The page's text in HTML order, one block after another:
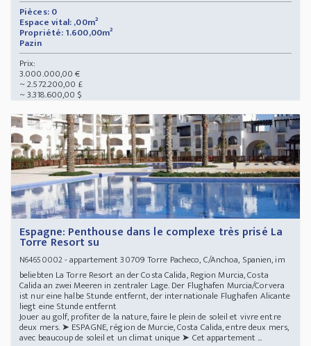
Pièces: 0
Espace vital: ,00m²
Propriété: 1.600,00m²
Pazin
Prix:
3.000.000,00 €
~ 2.572.200,00 £
~ 3.318.600,00 $
Espagne: Penthouse dans le complexe très prisé La
Torre Resort su
N64650002- appartement 30709 Torre Pacheco, C/Anchoa, Spanien, im
beliebten La Torre Resort an der Costa Calida, Region Murcia, Costa
Calida an zwei Meeren in zentraler Lage. Der Flughafen Murcia/Corvera
ist nur eine halbe Stunde entfernt, der internationale Flughafen Alicante
liegt eine Stunde entfernt
Jouer au golf, profiter de la nature, faire le plein de soleil et vivre entre
deux mers. ➤ ESPAGNE, région de Murcie, Costa Calida, entre deux mers,
avec beaucoup de soleil et un climat unique ➤ Cet appartement ...